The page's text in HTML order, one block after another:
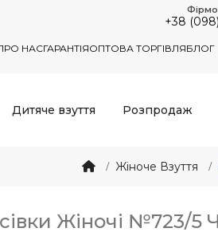
НАСГАРАНТІЯОПТОВА ТОРГІВЛЯБЛОГ
+38
Дитяче взуття Розпродаж
Жіноче Взуття
Жіночі №723/5